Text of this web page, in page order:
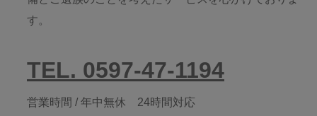
す。
TEL. 0597-47-1194
営業時間 / 年中無休 24時間対応